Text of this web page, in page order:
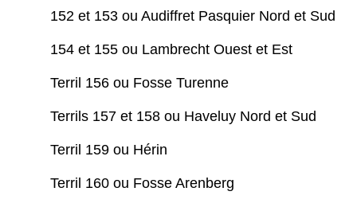
152 et 153 ou Audiffret Pasquier Nord et Sud
154 et 155 ou Lambrecht Ouest et Est
Terril 156 ou Fosse Turenne
Terrils 157 et 158 ou Haveluy Nord et Sud
Terril 159 ou Hérin
Terril 160 ou Fosse Arenberg